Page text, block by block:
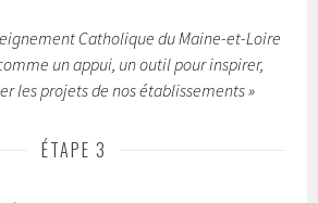
Catholique du Maine-et-Loire
un appui, un outil pour inspirer,
les projets de nos établissements »
ÉTAPE 3